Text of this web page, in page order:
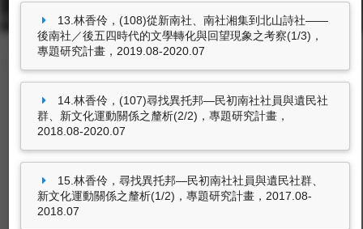
校址: 40704台中市西屯區臺灣大道四段1727號 TEL: +886-4-2359-0121
FAX: +886-4-2359-0361
東海大學圖書館
13.林香伶，(108)從新南社、南社湘集到北山詩社——
後南社／後五四時代的文學轉化與回望現象之考察(1/3)，
專題研究計畫，2019.08-2020.07
14.林香伶，(107)尋找異托邦—民初南社社員與遺民社
群、新文化運動關係之釐析(2/2)，專題研究計畫，
2018.08-2020.07
15.林香伶，尋找異托邦—民初南社社員與遺民社群、
新文化運動關係之釐析(1/2)，專題研究計畫，2017.08-
2018.07